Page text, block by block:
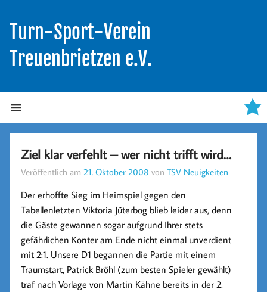
Turn-Sport-Verein
Treuenbrietzen e.V.
Ziel klar verfehlt – wer nicht trifft wird…
Veröffentlich am 21. Oktober 2008 vonTSV Neuigkeiten
Der erhoffte Sieg im Heimspiel gegen den
Tabellenletzten Viktoria Jüterbog blieb leider aus, denn
die Gäste gewannen sogar aufgrund Ihrer stets
gefährlichen Konter am Ende nicht einmal unverdient
mit 2:1. Unsere D1 begannen die Partie mit einem
Traumstart, Patrick Bröhl (zum besten Spieler gewählt)
traf nach Vorlage von Martin Kähne bereits in der 2.